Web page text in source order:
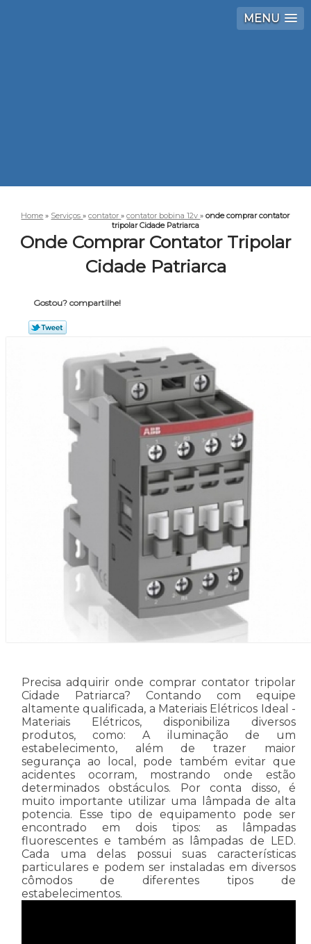
MENU
Home » Serviços»contator»contator bobina 12v»onde comprar contator
tripolar Cidade Patriarca
Onde Comprar Contator Tripolar
Cidade Patriarca
Gostou? compartilhe!
Precisa adquirir onde comprar contator tripolar
Cidade Patriarca? Contando com equipe
altamente qualificada, a Materiais Elétricos Ideal -
Materiais Elétricos, disponibiliza diversos
produtos, como: A iluminação de um
estabelecimento, além de trazer maior
segurança ao local, pode também evitar que
acidentes ocorram, mostrando onde estão
determinados obstáculos. Por conta disso, é
muito importante utilizar uma lâmpada de alta
potencia. Esse tipo de equipamento pode ser
encontrado em dois tipos: as lâmpadas
fluorescentes e também as lâmpadas de LED.
Cada uma delas possui suas características
particulares e podem ser instaladas em diversos
cômodos de diferentes tipos de
estabelecimentos.